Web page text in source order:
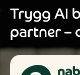
Trygg AI
partner –